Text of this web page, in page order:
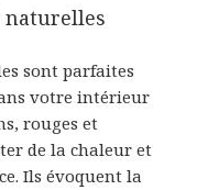
naturelles
sont parfaites
votre intérieur
rouges et
de la chaleur et
Ils évoquent la